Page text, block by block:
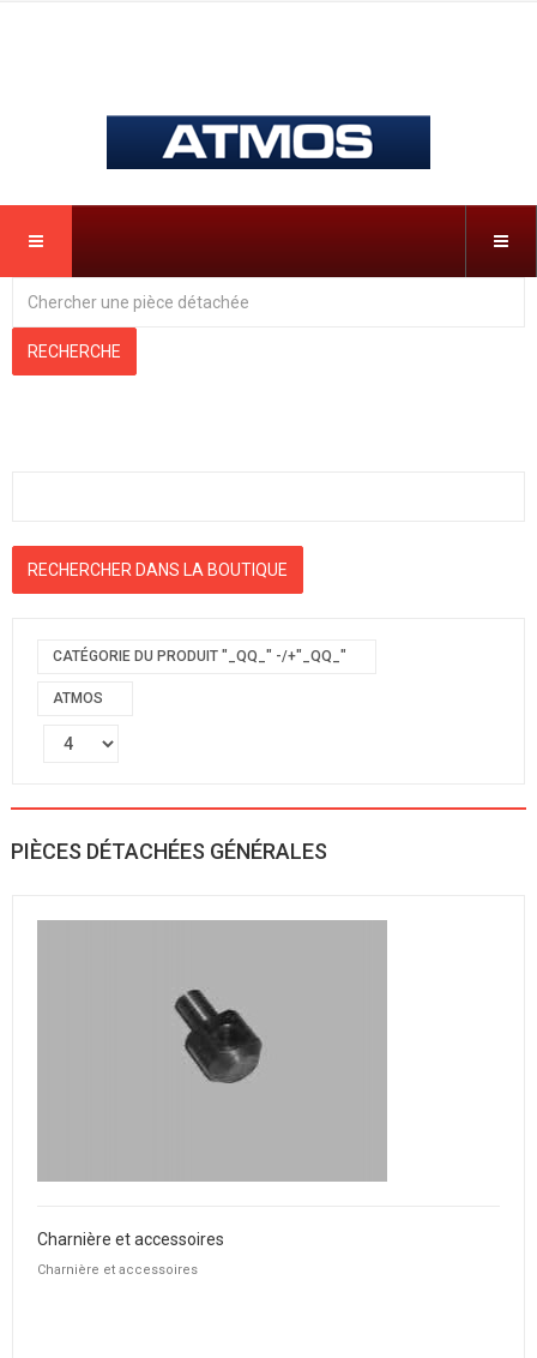
CATÉGORIE DU PRODUIT "_QQ_" -/+"_QQ_"
ATMOS
PIÈCES DÉTACHÉES GÉNÉRALES
Charnière et accessoires
Charnière et accessoires